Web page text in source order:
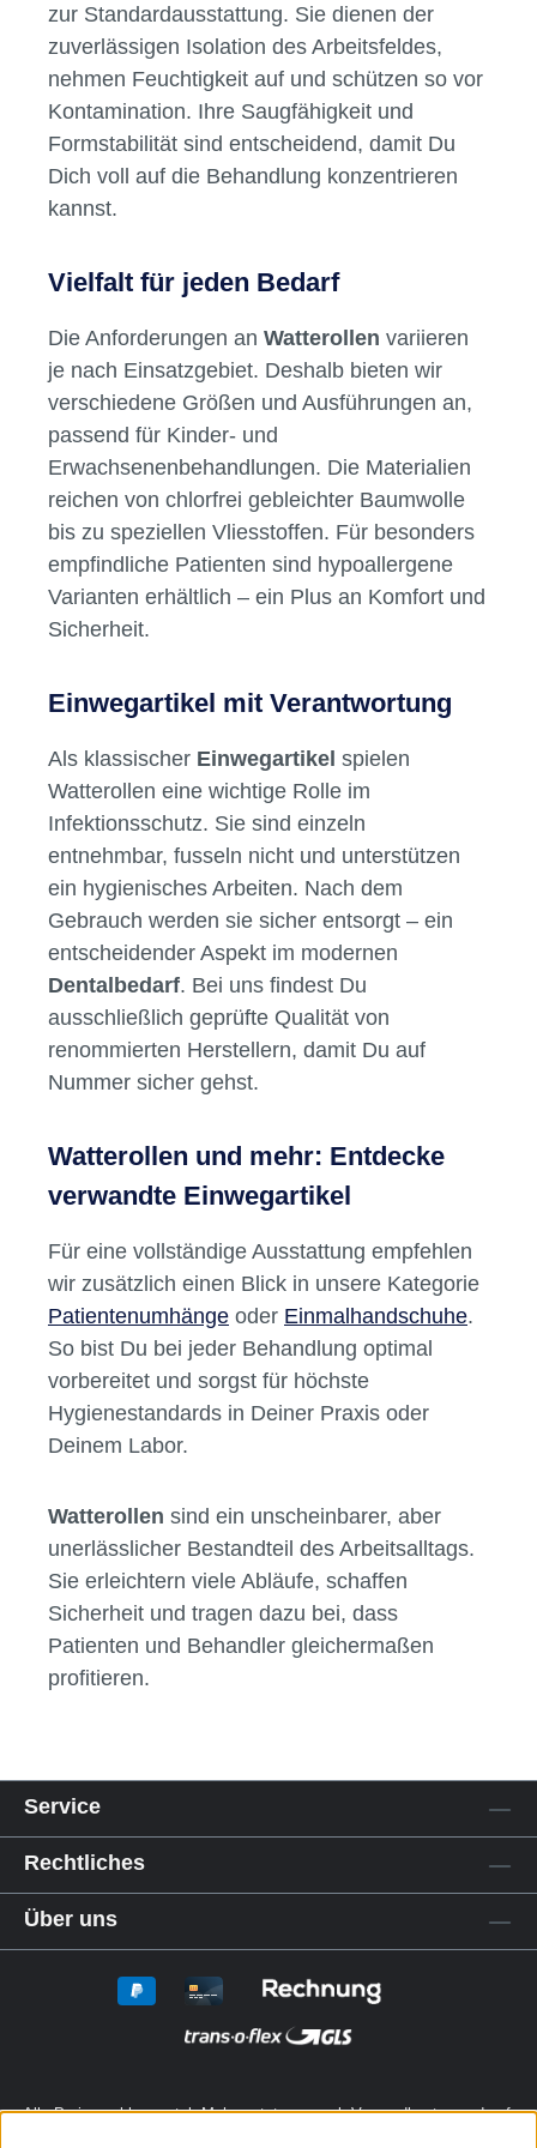
Verunreinigungen im Mundbereich und sorgt
für eine saubere Anwendung.In dünnen Lagen
eingerollt: Erleichtert die Handhabung und
Anwendung während der Behandlung.Warum
Zahnwatterollen Größe 2?Die Zahnwatterollen
Größe 2 von Omnident bieten eine optimale
Kombination aus Saugfähigkeit und Hygiene.
Ihre hochwertige Materialzusammensetzung
einem unverzichtbaren Hilfsmittel in jeder
Zahnarztpraxis. Sie sind ideal für verschiedene
zahnmedizinische Anwendungen und sorgen
für eine effektive Feuchtigkeitskontrolle.Jetzt
bestellen bei dentalkiosk.deÜberzeuge Dich
selbst von der Qualität und Effizienz der
Zahnwatterollen Größe 2. Bestelle noch heute
in unserem B2B Online-Shop dentalkiosk.de
und profitiere von unserem schnellen und
zuverlässigen Service. Unser Shop ist speziell
für Zahnärzte konzipiert – wir sind per Du mit
unseren Kunden und stehen Dir jederzeit zur
zur Standardausstattung. Sie dienen der
zuverlässigen Isolation des Arbeitsfeldes,
nehmen Feuchtigkeit auf und schützen so vor
Kontamination. Ihre Saugfähigkeit und
Formstabilität sind entscheidend, damit Du
Dich voll auf die Behandlung konzentrieren
kannst.
Vielfalt für jeden Bedarf
Die Anforderungen an Watterollen variieren
je nach Einsatzgebiet. Deshalb bieten wir
verschiedene Größen und Ausführungen an,
passend für Kinder- und
Erwachsenenbehandlungen. Die Materialien
reichen von chlorfrei gebleichter Baumwolle
bis zu speziellen Vliesstoffen. Für besonders
empfindliche Patienten sind hypoallergene
Varianten erhältlich – ein Plus an Komfort und
Sicherheit.
Einwegartikel mit Verantwortung
Als klassischer Einwegartikel spielen
Watterollen eine wichtige Rolle im
Infektionsschutz. Sie sind einzeln
entnehmbar, fusseln nicht und unterstützen
ein hygienisches Arbeiten. Nach dem
Gebrauch werden sie sicher entsorgt – ein
entscheidender Aspekt im modernen
Dentalbedarf. Bei uns findest Du
ausschließlich geprüfte Qualität von
renommierten Herstellern, damit Du auf
Nummer sicher gehst.
Watterollen und mehr: Entdecke
verwandte Einwegartikel
Für eine vollständige Ausstattung empfehlen
wir zusätzlich einen Blick in unsere Kategorie
Patientenumhänge oder Einmalhandschuhe.
So bist Du bei jeder Behandlung optimal
vorbereitet und sorgst für höchste
Hygienestandards in Deiner Praxis oder
Deinem Labor.
Watterollen sind ein unscheinbarer, aber
unerlässlicher Bestandteil des Arbeitsalltags.
Sie erleichtern viele Abläufe, schaffen
Sicherheit und tragen dazu bei, dass
Patienten und Behandler gleichermaßen
profitieren.
Service
Rechtliches
Über uns
Alle Preise exkl. gesetzl. Mehrwertsteuer zzgl.Versandkostenund ggf.